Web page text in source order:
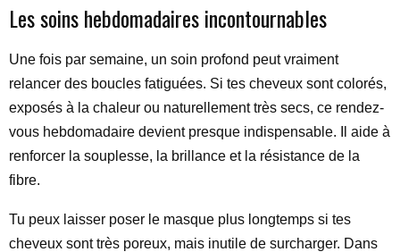
Les soins hebdomadaires incontournables
Une fois par semaine, un soin profond peut vraiment
relancer des boucles fatiguées. Si tes cheveux sont colorés,
exposés à la chaleur ou naturellement très secs, ce rendez-
vous hebdomadaire devient presque indispensable. Il aide à
renforcer la souplesse, la brillance et la résistance de la
fibre.
Tu peux laisser poser le masque plus longtemps si tes
cheveux sont très poreux, mais inutile de surcharger. Dans